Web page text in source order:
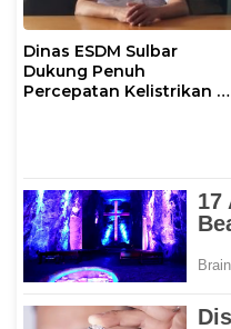
Dinas ESDM Sulbar
Dukung Penuh
Percepatan Kelistrikan di